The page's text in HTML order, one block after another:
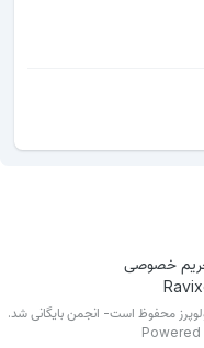
خصوصی
محفوظ است- انجمن بایگانی شد.